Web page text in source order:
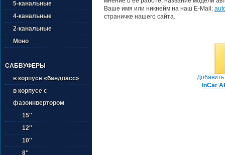
5-канальные
4-канальные
2-канальные
Моно
САБВУФЕРЫ
в корпусе «бандпасс»
в корпусе с
фазоинвертором
15''
12''
10''
8''
Ваше имя или никнейм на наш E-Mail:
страничке нашего сайта.
InCar